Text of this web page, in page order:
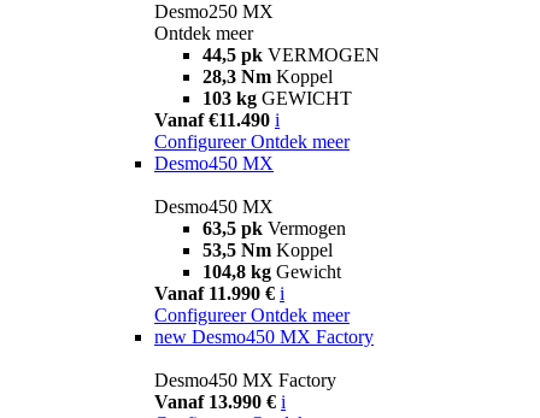
Desmo250 MX
Ontdek meer
44,5 pk VERMOGEN
28,3 Nm Koppel
103 kg GEWICHT
Vanaf €11.490 i
Configureer Ontdek meer
Desmo450 MX
Desmo450 MX
63,5 pk Vermogen
53,5 Nm Koppel
104,8 kg Gewicht
Vanaf 11.990 € i
Configureer Ontdek meer
new Desmo450 MX Factory
Desmo450 MX Factory
Vanaf 13.990 € i